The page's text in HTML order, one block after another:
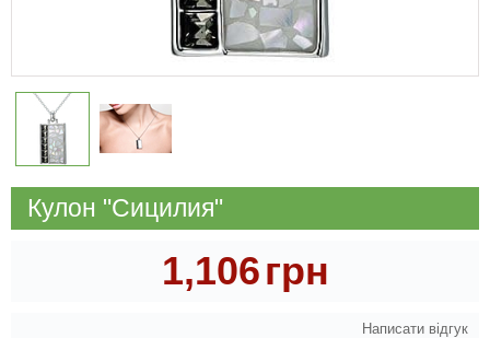
Кулон "Сицилия"
1,106грн
Написати відгук